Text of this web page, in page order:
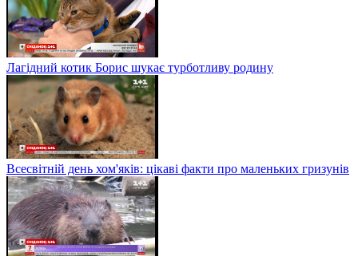
Лагідний котик Борис шукає турботливу родину
Всесвітній день хом'яків: цікаві факти про маленьких гризунів